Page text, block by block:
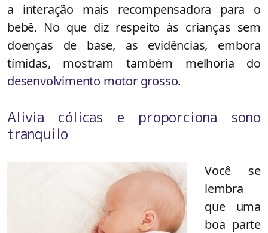
a interação mais recompensadora para o
bebê. No que diz respeito às crianças sem
doenças de base, as evidências, embora
tímidas, mostram também melhoria do
desenvolvimento motor grosso.
Alivia cólicas e proporciona sono
tranquilo
Você se
lembra
que uma
boa parte